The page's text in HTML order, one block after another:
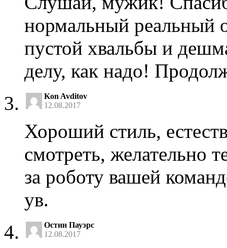
нормальный реальный
пустой хвальбы и
делу, как надо!
Kon Avditov
12.08.2017
Хороший стиль,
смотреть, желательно
за роботу вашей
ув.
Остин Пауэрс
12.08.2017